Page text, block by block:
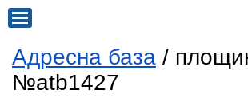
Адресна база /
№atb1427